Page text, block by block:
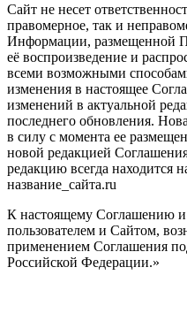
Сайт не несет
правомерное, так и
Информации, размещенной
её воспроизведение и
всеми возможными
изменения в настоящее
изменений в актуальной
последнего обновления.
в силу с момента ее
новой редакцией
редакцию всегда находится
название_сайта.ru
К настоящему Соглашению
пользователем и Сайтом,
применением Соглашения
Российской Федерации.»